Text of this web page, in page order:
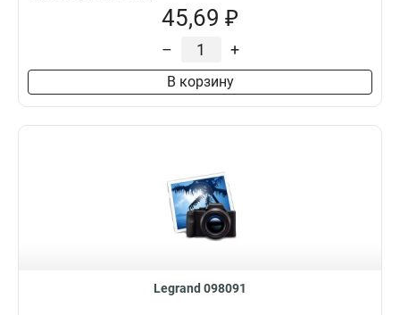
45,69 ₽
– +
В корзину
Legrand 098091